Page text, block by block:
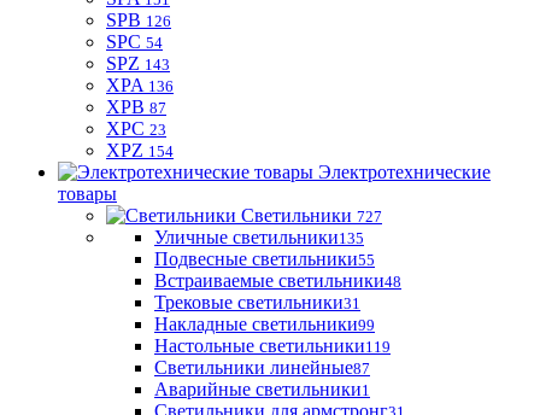
SPB 126
SPC 54
SPZ 143
XPA 136
XPB 87
XPC 23
XPZ 154
Электротехнические
товары
Светильники 727
Уличные светильники135
Подвесные светильники55
Встраиваемые светильники48
Трековые светильники31
Накладные светильники99
Настольные светильники119
Светильники линейные87
Аварийные светильники1
Светильники для армстронг